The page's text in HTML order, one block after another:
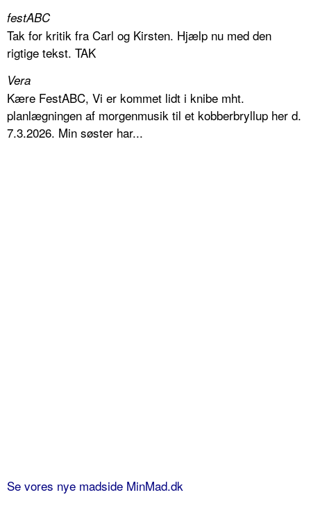
festABC
Tak for kritik fra Carl og Kirsten. Hjælp nu med den
rigtige tekst. TAK
Vera
Kære FestABC, Vi er kommet lidt i knibe mht.
planlægningen af morgenmusik til et kobberbryllup her d.
7.3.2026. Min søster har...
Se vores nye madside MinMad.dk